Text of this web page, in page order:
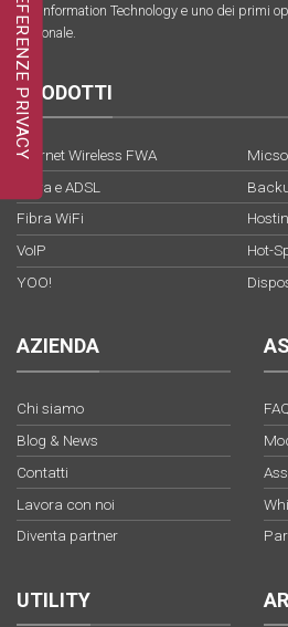
nell’Information Technology e uno dei primi
nazionale.
PRODOTTI
Internet Wireless FWA
Fibra e ADSL
Fibra WiFi
VoIP
YOO!
Hot-
AZIENDA
Chi siamo
Blog & News
Contatti
Lavora con noi
Diventa partner
UTILITY